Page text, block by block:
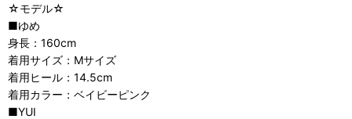
☆モデル☆
■ゆめ
身長：160cm
着用サイズ：Mサイズ
着用ヒール：14.5cm
着用カラー：ベイビーピンク
■YUI